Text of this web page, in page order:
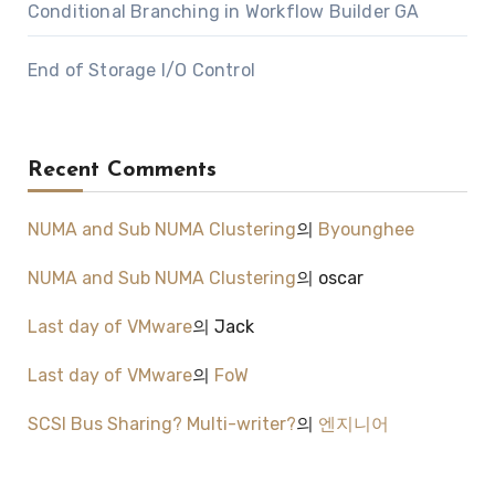
Conditional Branching in Workflow Builder GA
End of Storage I/O Control
Recent Comments
NUMA and Sub NUMA Clustering의 Byounghee
NUMA and Sub NUMA Clustering의 oscar
Last day of VMware의 Jack
Last day of VMware의 FoW
SCSI Bus Sharing? Multi-writer?의 엔지니어